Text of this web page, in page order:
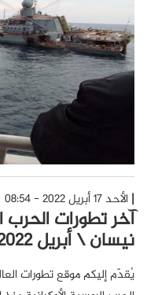
الأحد 17 أبريل 2022 - 08:54
نيسان \ أبريل 2022
يُقدّم إليكم موقع تطورات